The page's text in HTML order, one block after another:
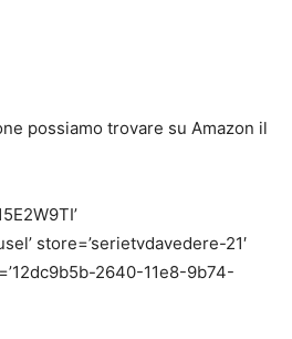
possiamo trovare su Amazon il
store=’serietvdavedere-21′
2640-11e8-9b74-